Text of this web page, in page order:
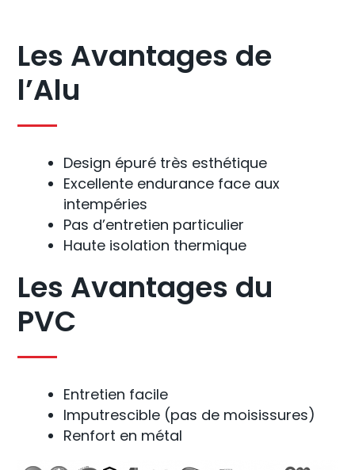
Les Avantages de
l’Alu
Design épuré très esthétique
Excellente endurance face aux
intempéries
Pas d’entretien particulier
Haute isolation thermique
Les Avantages du
PVC
Entretien facile
Imputrescible (pas de moisissures)
Renfort en métal